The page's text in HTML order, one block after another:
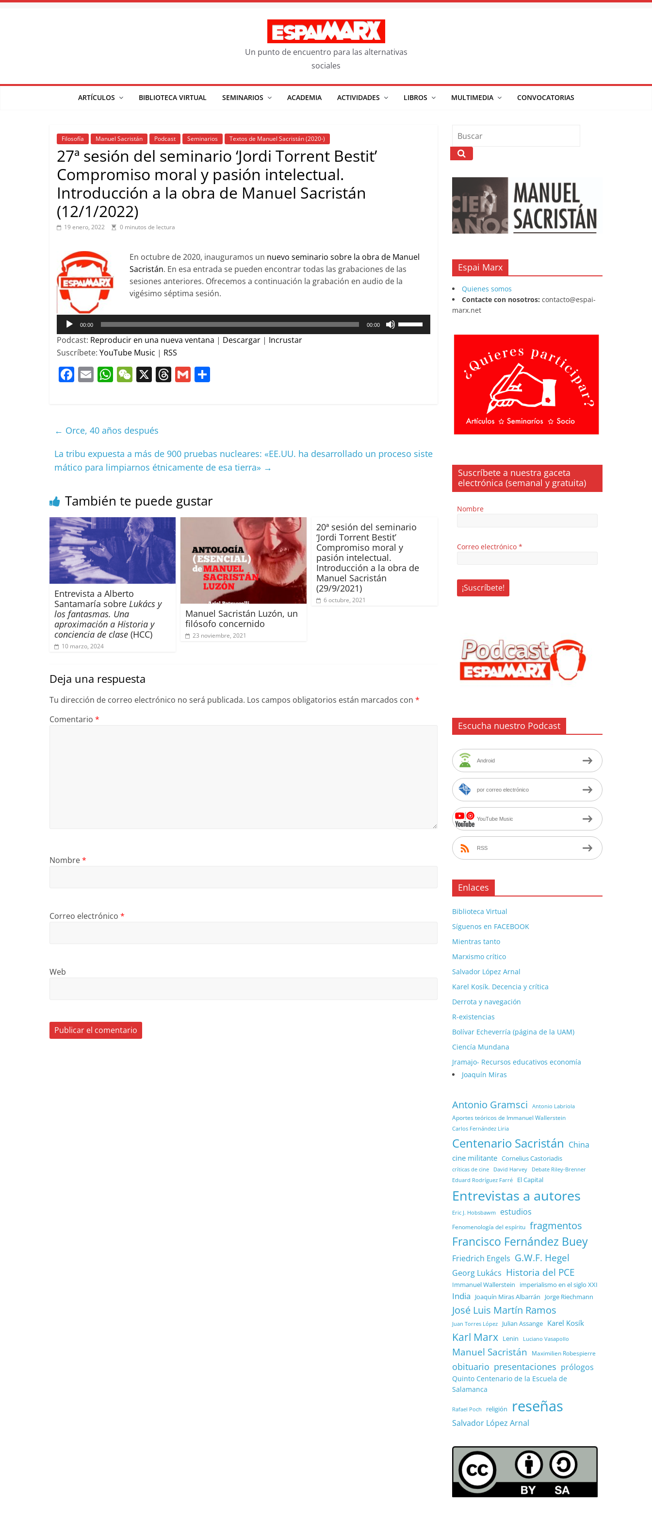
Saltar
Un punto de encuentro para las alternativas
sociales
ARTÍCULOS BIBLIOTECA VIRTUAL SEMINARIOS ACADEMIA ACTIVIDADES LIBROS MULTIMEDIA CONVOCATORIAS
Filosofía Manuel Sacristán Podcast Seminarios Textos de Manuel Sacristán (2020-)
27ª sesión del seminario ‘Jordi Torrent Bestit’
Compromiso moral y pasión intelectual.
Introducción a la obra de Manuel Sacristán
(12/1/2022)
19 enero, 2022 0 minutos de lectura
En octubre de 2020, inauguramos un nuevo seminario sobre la obra de Manuel
Sacristán. En esa entrada se pueden encontrar todas las grabaciones de las
sesiones anteriores. Ofrecemos a continuación la grabación en audio de la
vigésimo séptima sesión.
Reproductor
de
audio
00:00 00:00
las
volumen.
Podcast: Reproducir en una nueva ventana | Descargar | Incrustar
Suscríbete: YouTube Music | RSS
F
b
o
o
E W
A
p
p
W
at
X T
s
G
tir
← Orce, 40 años después
La tribu expuesta a más de 900 pruebas nucleares: «EE.UU. ha desarrollado un proceso siste
mático para limpiarnos étnicamente de esa tierra» →
También te puede gustar
Entrevista a Alberto
Santamaría sobre Lukács y
los fantasmas. Una
aproximación a Historia y
conciencia de clase (HCC)
10 marzo, 2024
Manuel Sacristán Luzón, un
filósofo concernido
23 noviembre, 2021
20ª sesión del seminario
‘Jordi Torrent Bestit’
Compromiso moral y
pasión intelectual.
Introducción a la obra de
Manuel Sacristán
(29/9/2021)
6 octubre, 2021
Deja una respuesta
Tu dirección de correo electrónico no será publicada. Los campos obligatorios están marcados con *
Comentario *
Nombre*
Correo electrónico *
Web
Espai Marx
Quienes somos
Contacte con nosotros: contacto@espai-
marx.net
Suscríbete a nuestra gaceta
electrónica (semanal y gratuita)
Nombre
Correo electrónico *
Escucha nuestro Podcast
Android
por correo electrónico
YouTube Music
RSS
Enlaces
Biblioteca Virtual
Síguenos en FACEBOOK
Mientras tanto
Marxismo crítico
Salvador López Arnal
Karel Kosík. Decencia y crítica
Derrota y navegación
R-existencias
Bolívar Echeverría (página de la UAM)
Ciencía Mundana
Jramajo- Recursos educativos economía
Joaquín Miras
Antonio Gramsci Antonio Labriola
Aportes teóricos de Immanuel Wallerstein
Carlos Fernández Liria
Centenario Sacristán China
cine militante Cornelius Castoriadis
críticas de cine David Harvey Debate Riley-Brenner
Eduard Rodríguez Farré El Capital
Entrevistas a autores
Eric J. Hobsbawm estudios
Fenomenología del espíritu fragmentos
Francisco Fernández Buey
Friedrich Engels G.W.F. Hegel
Georg Lukács Historia del PCE
Immanuel Wallerstein imperialismo en el siglo XXI
India Joaquín Miras Albarrán Jorge Riechmann
José Luis Martín Ramos
Juan Torres López Julian Assange Karel Kosík
Karl Marx Lenin Luciano Vasapollo
Manuel Sacristán Maximilien Robespierre
obituario presentaciones prólogos
Quinto Centenario de la Escuela de
Salamanca
Rafael Poch religión reseñas
Salvador López Arnal